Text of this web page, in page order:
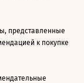
представленные
к покупке